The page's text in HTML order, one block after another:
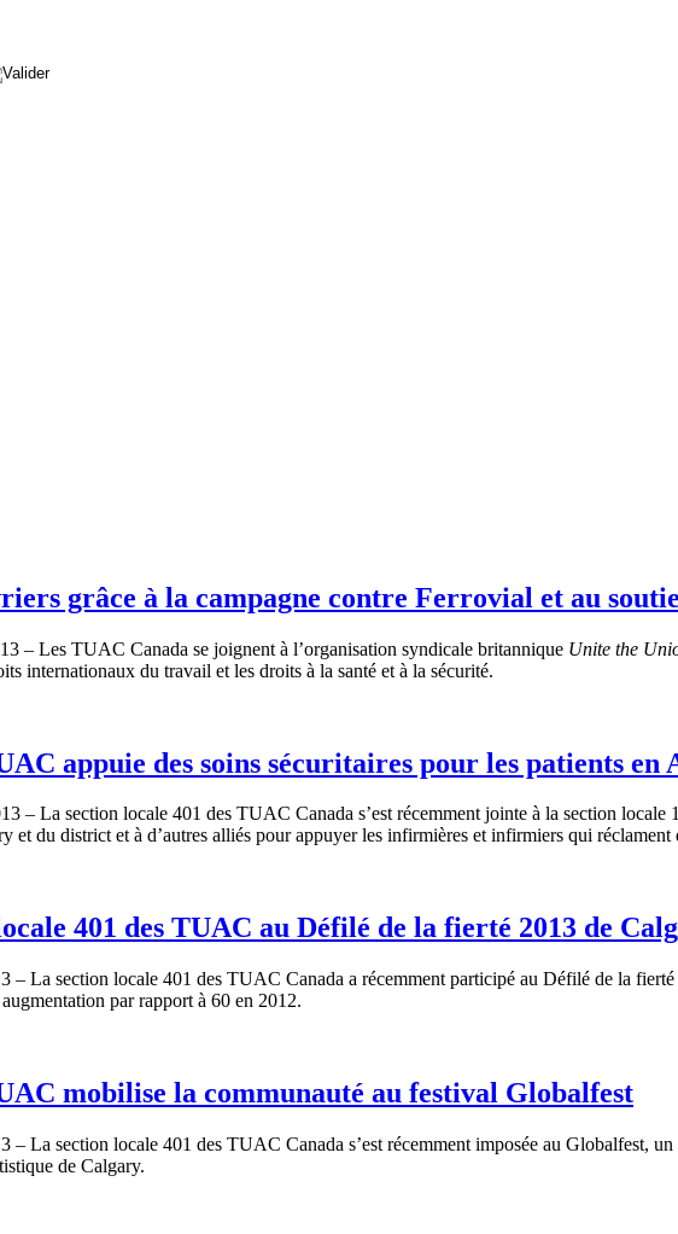
grâce à la campagne contre Ferrovial et au
– Les TUAC Canada se joignent à l’organisation syndicale britannique Unite the
internationaux du travail et les droits à la santé et à la sécurité.
appuie des soins sécuritaires pour les patients en
– La section locale 401 des TUAC Canada s’est récemment jointe à la section locale
et du district età d’autres alliés pourappuyerles infirmières etinfirmiers qui réclament
401 des TUAC au Défilé de la fierté 2013 de
– La section locale 401 des TUAC Canada a récemment participé au Défilé de la fierté
augmentation par rapport à 60 en 2012.
mobilise la communauté au festival Globalfest
– La section locale 401 des TUAC Canada s’est récemment imposée au Globalfest, un
de Calgary.